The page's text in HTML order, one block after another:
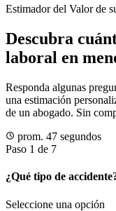
Estimador del Valor de
Descubra
laboral en
Responda algunas
una estimación
de un abogado. Sin
prom. 47 segundos
Paso 1 de 7
¿Qué tipo de
Seleccione una opción